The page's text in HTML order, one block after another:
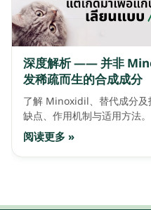
深度解析 —— 并非
发稀疏而生的合成成分
了解 Minoxidil、替代成分
缺点、作用机制与适用方法。
阅读更多 »